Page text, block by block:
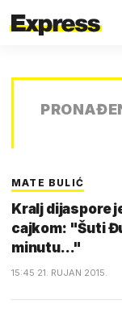
MATE BULIĆ
Kralj dijaspore
cajkom: "Šuti
minutu..."
15:45 21. RUJAN 2015.